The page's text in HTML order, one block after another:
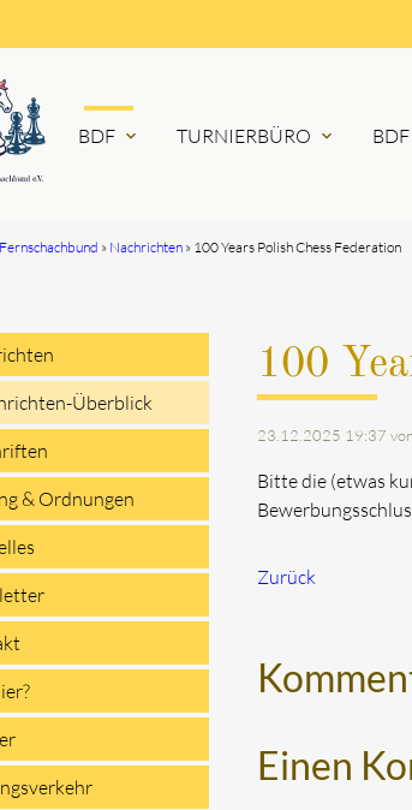
BDF expand_more TURNIERBÜRO expand_more
Nachrichten 100 Years Polish Chess Federation
100
23.12.2025 19:37
Bitte die (etwas
Zurück
Einen
Überblick
& Ordnungen